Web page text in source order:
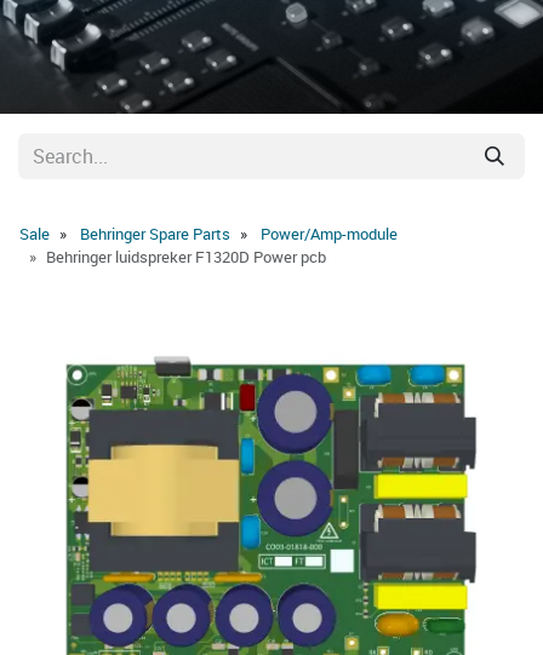
Sale Behringer Spare Parts
Power/Amp-module
Behringer luidspreker F1320D Power pcb